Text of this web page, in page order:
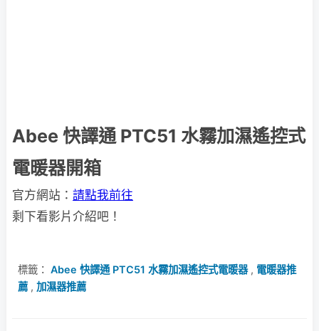
Abee 快譯通 PTC51 水霧加濕遙控式
電暖器開箱
官方網站： 請點我前往
剩下看影片介紹吧！
標籤： Abee 快譯通 PTC51 水霧加濕遙控式電暖器, 電暖器推
薦, 加濕器推薦